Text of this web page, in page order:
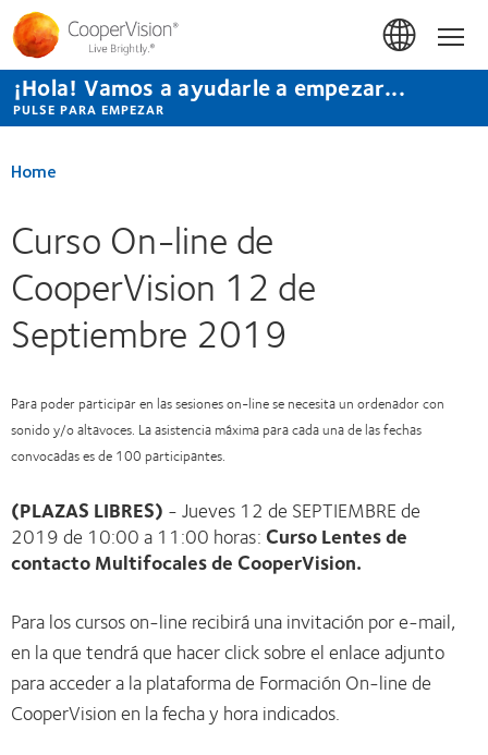
Pasar
contenido
principal
¡Hola! Vamos a ayudarle a empezar...
PULSE PARA EMPEZAR
Home
Curso On-line de
CooperVision 12 de
Septiembre 2019
Para poder participar en las sesiones on-line se necesita un ordenador con
sonido y/o altavoces. La asistencia máxima para cada una de las fechas
convocadas es de 100 participantes.
(PLAZAS LIBRES) - Jueves 12 de SEPTIEMBRE de
2019 de 10:00 a 11:00 horas:Curso Lentes de
contacto Multifocales de CooperVision.
Para los cursos on-line recibirá una invitación por e-mail,
en la que tendrá que hacer click sobre el enlace adjunto
para acceder a la plataforma de Formación On-line de
CooperVision en la fecha y hora indicados.